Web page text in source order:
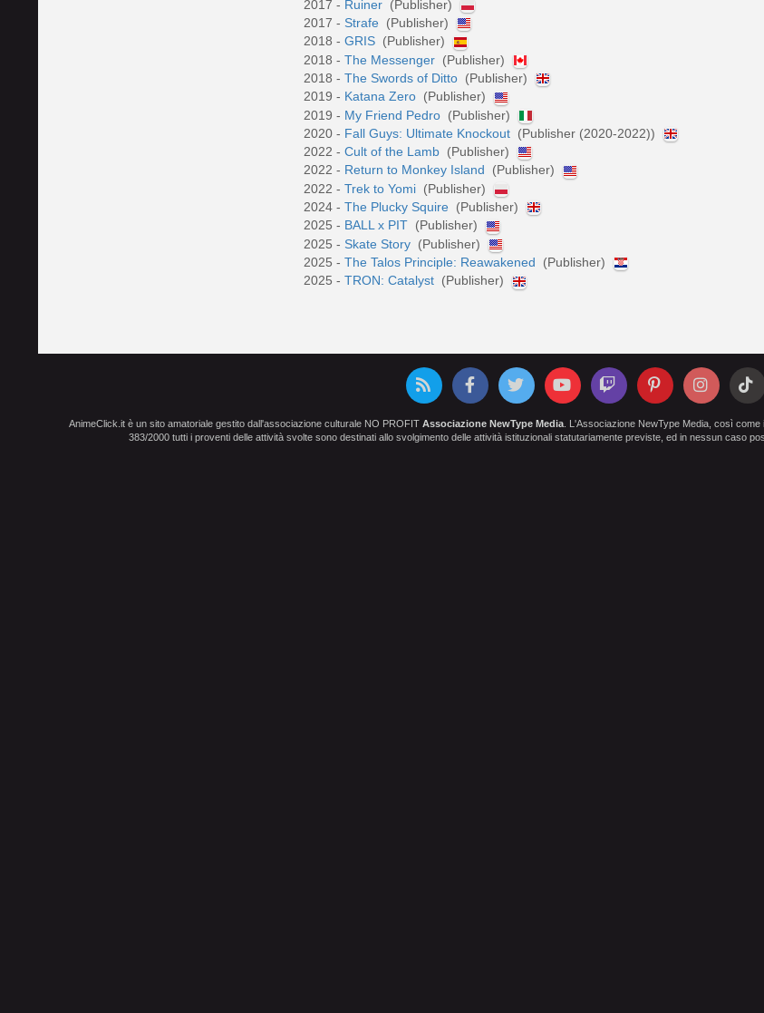
2017 - Ruiner (Publisher)
2017 - Strafe (Publisher)
2018 -GRIS (Publisher)
2018 -The Messenger (Publisher)
2018 -The Swords of Ditto (Publisher)
2019 - Katana Zero (Publisher)
2019 - My Friend Pedro (Publisher)
2020 - Fall Guys: Ultimate Knockout (Publisher (2020-2022))
2022 -Cult of the Lamb (Publisher)
2022 - Return to Monkey Island
(Publisher)
2022 -Trek to Yomi (Publisher)
2024 -The Plucky Squire (Publisher)
2025 - BALL x PIT (Publisher)
2025 - Skate Story (Publisher)
2025 -The Talos Principle: Reawakened
(Publisher)
2025 -TRON: Catalyst (Publisher)
AnimeClick.it è un sito amatoriale gestito dall'associazione culturale NO PROFIT Associazione NewType Media. L'Associazione NewType Media, così come
383/2000 tutti i proventi delle attività svolte sono destinati allo svolgimento delle attività istituzionali statutariamente previste, ed in nessun caso